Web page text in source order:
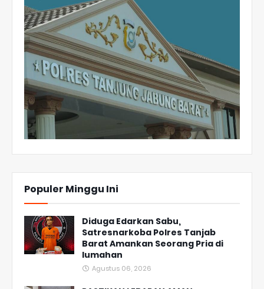
Populer Minggu Ini
Diduga Edarkan Sabu,
Satresnarkoba Polres Tanjab
Barat Amankan Seorang Pria di
lumahan
Agustus 06, 2026